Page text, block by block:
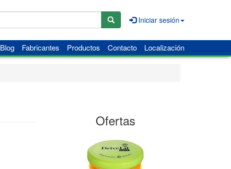
Iniciar sesión
Blog Fabricantes Productos Contacto Localización
Ofertas